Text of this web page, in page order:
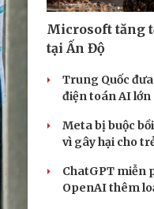
Microsoft tăng
tại Ấn Độ
Trung Quốc
điện toán AI
Meta bị buộc
vì gây hại cho
ChatGPT miễn
OpenAI thêm